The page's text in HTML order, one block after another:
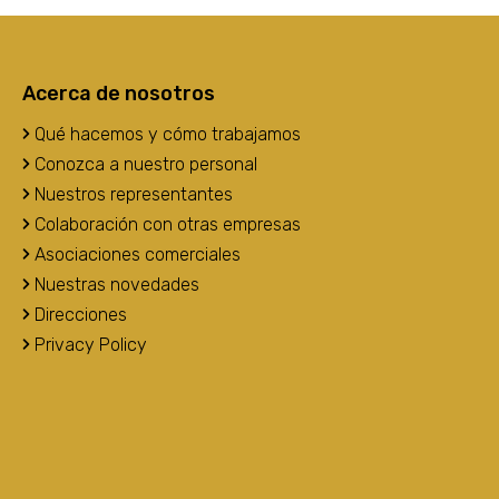
Acerca de nosotros
Qué hacemos y cómo trabajamos
Conozca a nuestro personal
Nuestros representantes
Colaboración con otras empresas
Asociaciones comerciales
Nuestras novedades
Direcciones
Privacy Policy